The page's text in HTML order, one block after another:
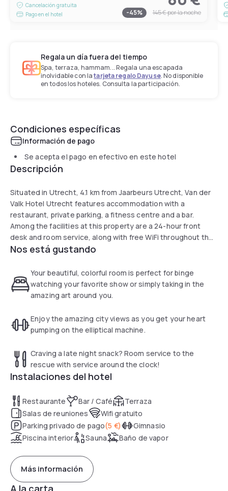
Cancelación gratuita
Pago en el hotel
-45% 145 €por la noche
Regala un día fuera del tiempo
Spa, terraza, hammam... Regala una escapada
inolvidable con latarjeta regalo Dayuse. No disponible
en todos los hoteles. Consulta la participación.
Condiciones específicas
Información de pago
Se acepta el pago en efectivo en este hotel
Descripción
Situated in Utrecht, 4.1 km from Jaarbeurs Utrecht, Van der
Valk Hotel Utrecht features accommodation with a
restaurant, private parking, a fitness centre and a bar.
Among the facilities at this property are a 24-hour front
desk and room service, along with free WiFi throughout the
property. Guests can use the indoor pool and the spa
All rooms are fitted with air conditioning, a flat-screen TV
with satellite channels, a fridge, a kettle, a shower, a
wardrobe and a private bathroom. Conference Center
Domstad is 4.3 km from the hotel, while TivoliVredenburg is
Airport, 49 km from Van der Valk Hotel Utrecht.
Nos está gustando
Your beautiful, colorful room is perfect for binge
watching your favorite show or simply taking in the
amazing art around you.
Enjoy the amazing city views as you get your heart
pumping on the elliptical machine.
Craving a late night snack? Room service to the
rescue with service around the clock!
Instalaciones del hotel
Restaurante Bar / Café
Terraza
Salas de reuniones
Wifi gratuito
Parking privado de pago(5 €)
Gimnasio
Piscina interior
Sauna Baño de vapor
Más información
A la carta